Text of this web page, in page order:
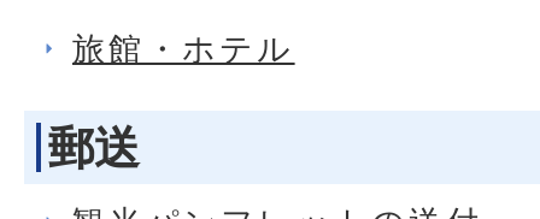
旅館・ホテル
郵送